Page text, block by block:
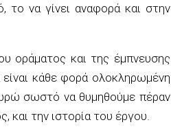
το να γίνει αναφορά και στην
οράματος και της έμπνευσης
κάθε φορά ολοκληρωμένη
σωστό να θυμηθούμε πέραν
την ιστορία του έργου.